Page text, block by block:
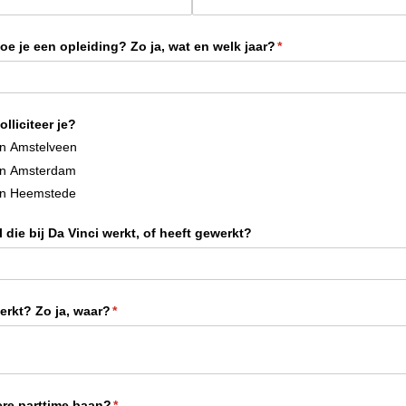
je een opleiding? Zo ja, wat en welk jaar? *
(is vereist)
je?
Amstelveen
Amsterdam
Heemstede
die bij Da Vinci werkt, of heeft gewerkt?
Zo ja, waar? *
(is vereist)